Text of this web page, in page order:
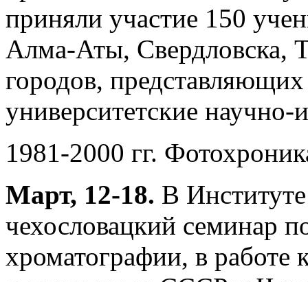
приняли участие 150
Алма-Аты, Свердловска,
городов,
университетские научно-
1981-2000 гг.
Март, 12-18. В
чехословацкий семинар
хроматографии, в работе